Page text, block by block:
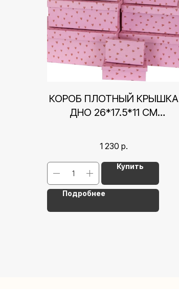
КОРОБ ПЛОТНЫЙ КРЫШКА
ДНО 26*17.5*11 СМ
1 230 р.
Купить
Подробнее